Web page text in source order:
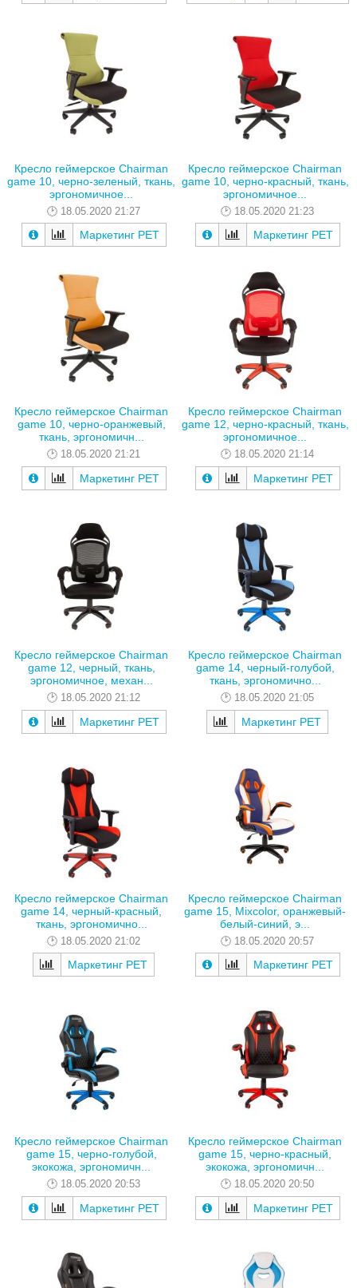
Кресло геймерское Chairman
game 10, черно-зеленый, ткань,
эргономичное...
18.05.2020 21:27
Маркетинг РЕТ
Кресло геймерское Chairman
game 10, черно-красный, ткань,
эргономичное...
18.05.2020 21:23
Маркетинг РЕТ
Кресло геймерское Chairman
game 10, черно-оранжевый,
ткань, эргономичн...
18.05.2020 21:21
Маркетинг РЕТ
Кресло геймерское Chairman
game 12, черно-красный, ткань,
эргономичное...
18.05.2020 21:14
Маркетинг РЕТ
Кресло геймерское Chairman
game 12, черный, ткань,
эргономичное, механ...
18.05.2020 21:12
Маркетинг РЕТ
Кресло геймерское Chairman
game 14, черный-голубой,
ткань, эргономично...
18.05.2020 21:05
Маркетинг РЕТ
Кресло геймерское Chairman
game 14, черный-красный,
ткань, эргономично...
18.05.2020 21:02
Маркетинг РЕТ
Кресло геймерское Chairman
game 15, Mixcolor, оранжевый-
белый-синий, э...
18.05.2020 20:57
Маркетинг РЕТ
Кресло геймерское Chairman
game 15, черно-голубой,
экокожа, эргономичн...
18.05.2020 20:53
Маркетинг РЕТ
Кресло геймерское Chairman
game 15, черно-красный,
экокожа, эргономичн...
18.05.2020 20:50
Маркетинг РЕТ